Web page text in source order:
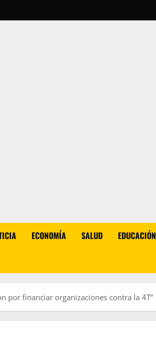
ECONOMÍA SALUD EDUCACIÓN
por financiar organizaciones contra la 4T”